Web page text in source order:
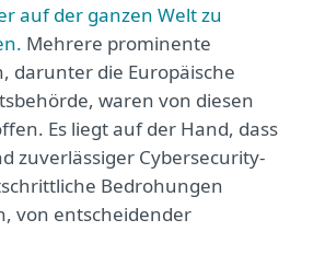
auf der ganzen Welt zu
Mehrere prominente
darunter die Europäische
waren von diesen
Es liegt auf der Hand, dass
zuverlässiger Cybersecurity-
Bedrohungen
von entscheidender